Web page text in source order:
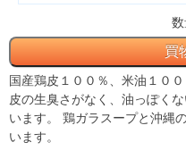
国産鶏皮１００％、米油１０
皮の生臭さがなく、油っぽく
います。 鶏ガラスープと沖縄
います。